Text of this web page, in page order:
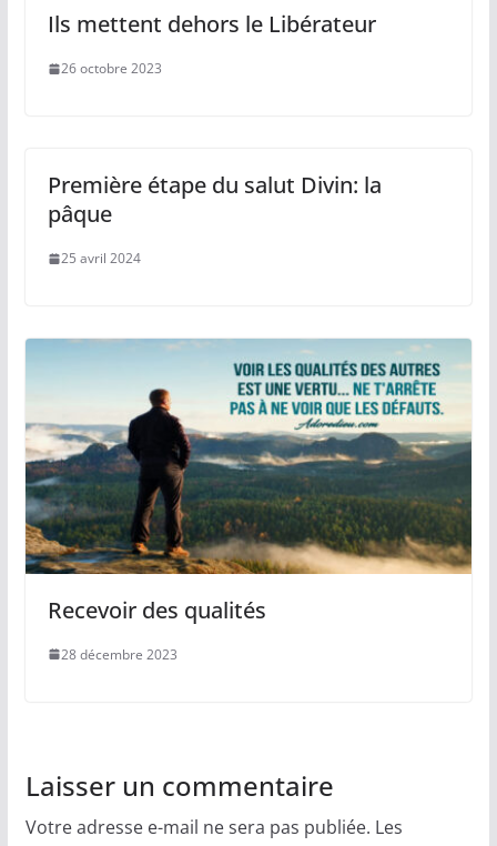
Ils mettent dehors le Libérateur
26 octobre 2023
Première étape du salut Divin: la
pâque
25 avril 2024
Recevoir des qualités
28 décembre 2023
Laisser un commentaire
Votre adresse e-mail ne sera pas publiée. Les